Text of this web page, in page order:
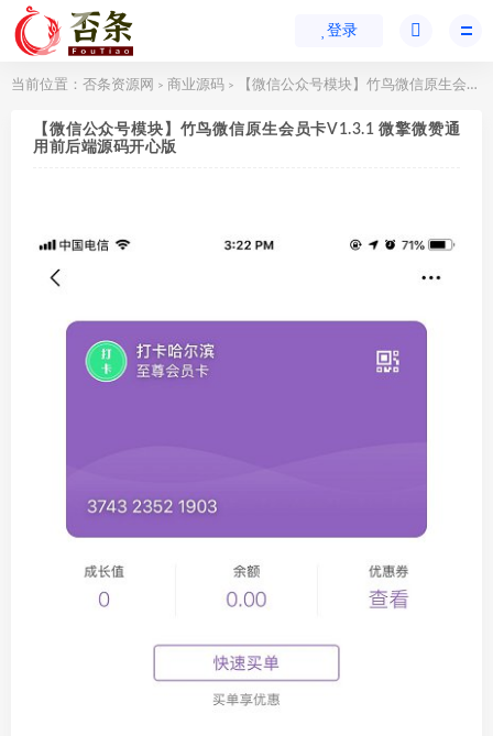
登录
当前位置： 否条资源网 > 商业源码 > 【微信公众号模块】竹鸟微信原生会员卡V1.3.1 微擎微赞通用前后端源码开心版
【微信公众号模块】竹鸟微信原生会员卡V1.3.1 微擎微赞通
用前后端源码开心版